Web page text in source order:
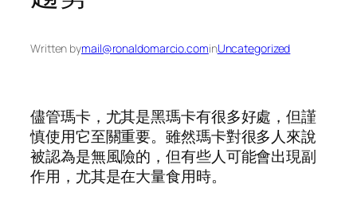
Written bymail@ronaldomarcio.cominUncategorized
儘管瑪卡，尤其是黑瑪卡有很多好處，但謹
慎使用它至關重要。雖然瑪卡對很多人來說
被認為是無風險的，但有些人可能會出現副
作用，尤其是在大量食用時。